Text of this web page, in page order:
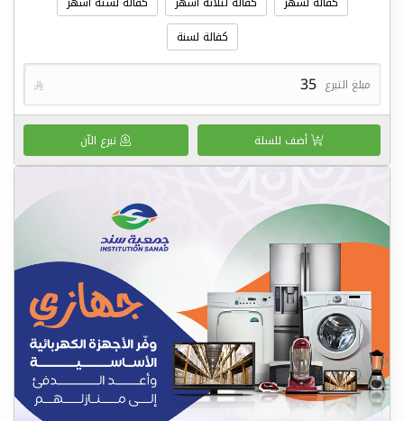
كفالة لسنة
مبلغ التبرع 
أضف للسلة تبرع الآن